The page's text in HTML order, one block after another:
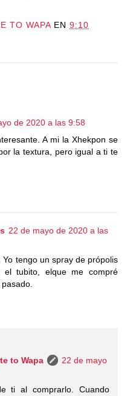
TO WAPA EN 9:10
de 2020 a las 9:58
A mi la Xhekpon se
la textura, pero igual a ti te
22 de mayo de 2020 a las
tengo un spray de própolis
tubito, elque me compré
to Wapa
22 de mayo
ti al comprarlo. Cuando